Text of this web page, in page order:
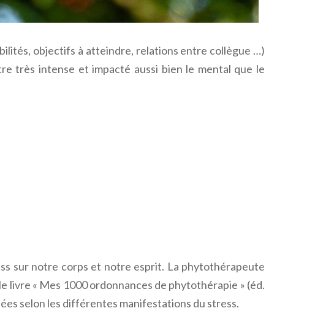
objectifs à atteindre, relations entre collègue …)
très intense et impacté aussi bien le mental que le
sur notre corps et notre esprit. La phytothérapeute
« Mes 1000 ordonnances de phytothérapie » (éd.
selon les différentes manifestations du stress.